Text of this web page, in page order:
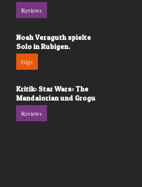
Reviews
Noah Veraguth spielte
Solo in Rubigen.
Gigs
Kritik: Star Wars: The
Mandalorian und Grogu
Reviews